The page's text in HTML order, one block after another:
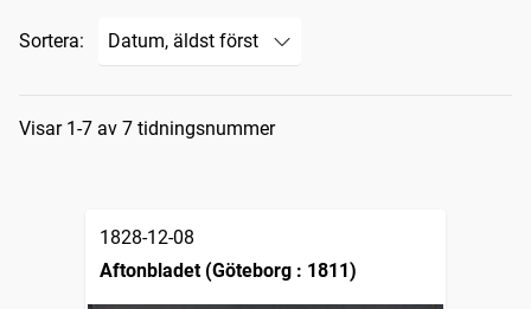
Sortera:
Sökresultat
Visar 1-7 av 7 tidningsnummer
1828-12-08
Aftonbladet (Göteborg : 1811)